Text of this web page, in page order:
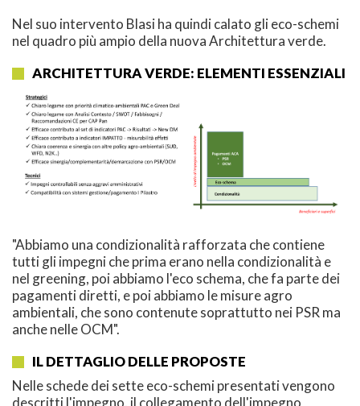
Nel suo intervento Blasi ha quindi calato gli eco-schemi
nel quadro più ampio della nuova Architettura verde.
ARCHITETTURA VERDE: ELEMENTI ESSENZIALI
"Abbiamo una condizionalità rafforzata che contiene
tutti gli impegni che prima erano nella condizionalità e
nel greening, poi abbiamo l'eco schema, che fa parte dei
pagamenti diretti, e poi abbiamo le misure agro
ambientali, che sono contenute soprattutto nei PSR ma
anche nelle OCM".
IL DETTAGLIO DELLE PROPOSTE
Nelle schede dei sette eco-schemi presentati vengono
descritti l'impegno, il collegamento dell'impegno